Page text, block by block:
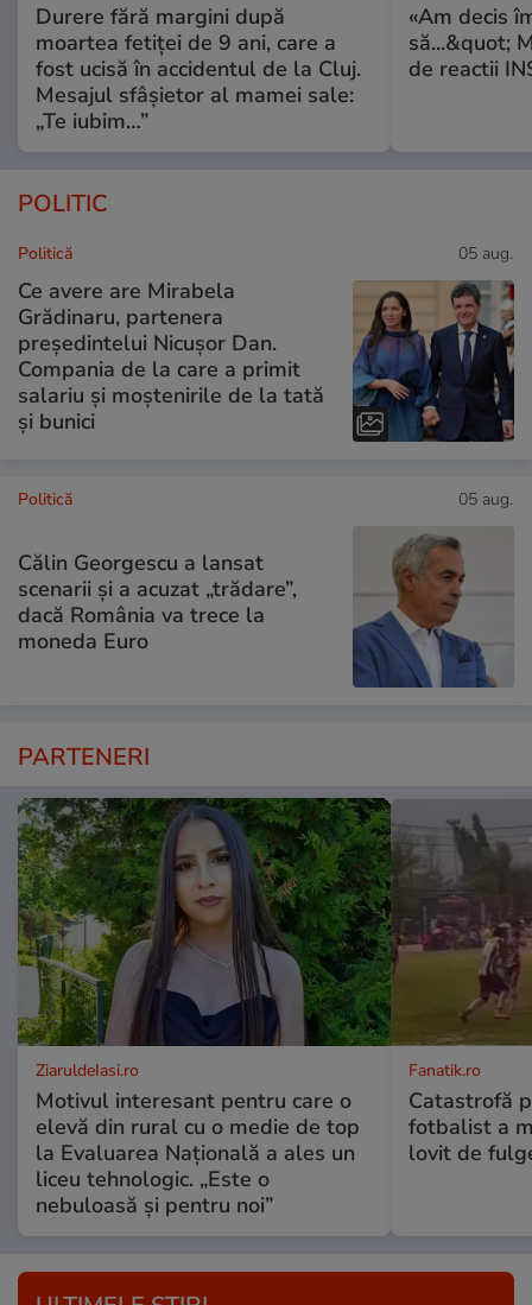
Durere fără margini după
moartea fetiței de 9 ani, care a
fost ucisă în accidentul de la Cluj.
Mesajul sfâșietor al mamei sale:
„Te iubim…”
«Am decis
să...&quot;
de reactii
POLITIC
Politică 05 aug.
Ce avere are Mirabela
Grădinaru, partenera
președintelui Nicușor Dan.
Compania de la care a primit
salariu și moștenirile de la tată
și bunici
Politică 05 aug.
Călin Georgescu a lansat
scenarii și a acuzat „trădare”,
dacă România va trece la
moneda Euro
PARTENERI
ZiaruldeIasi.ro
Motivul interesant pentru care o
elevă din rural cu o medie de top
la Evaluarea Națională a ales un
liceu tehnologic. „Este o
nebuloasă și pentru noi”
Fanatik.ro
Catastrofă
fotbalist a
lovit de